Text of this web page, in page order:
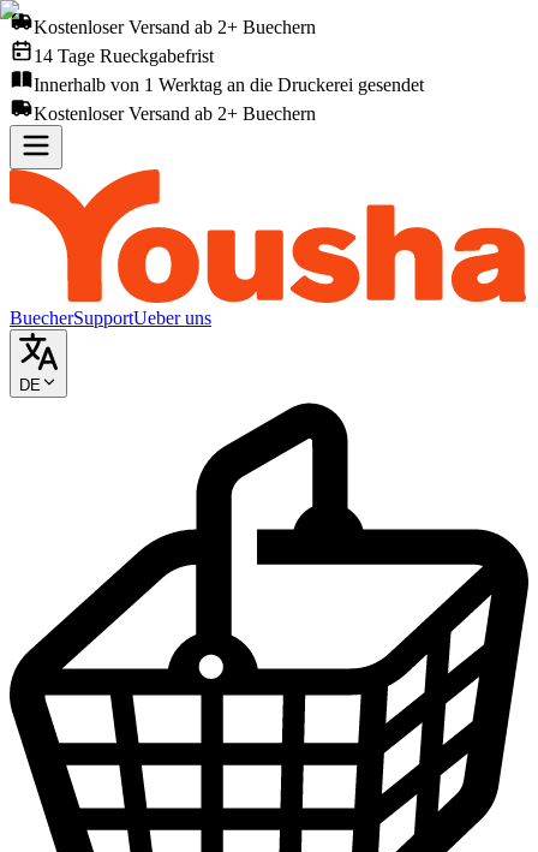
Kostenloser Versand ab 2+ Buechern
14 Tage Rueckgabefrist
Innerhalb von 1 Werktag an die Druckerei gesendet
Kostenloser Versand ab 2+ Buechern
BuecherSupportUeber uns
DE